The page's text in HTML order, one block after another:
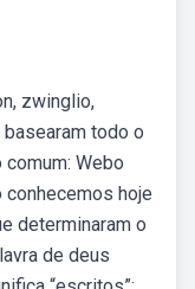
zwinglio,
todo o
Webo
hoje
determinaram o
de deus